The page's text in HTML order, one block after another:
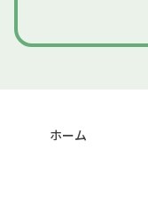
ホーム